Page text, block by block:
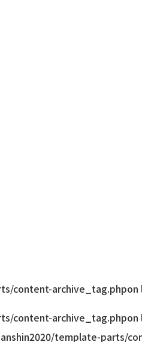
content-archive_tag.phpon
content-archive_tag.phpon
template-parts/